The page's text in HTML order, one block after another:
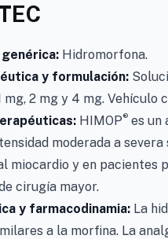
genérica: Hidromorfona.
y formulación:
mg, 2 mg y 4 mg. Vehículo
HIMOP® es un
moderada a
miocardio y en pacientes
cirugía mayor.
y farmacodinamia: La
a la morfina. La